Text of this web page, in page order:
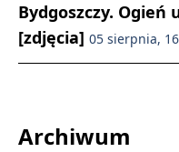
Bydgoszczy.
[zdjęcia] 05 sierpnia,
Archiwum